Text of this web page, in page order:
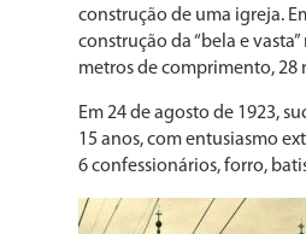
construção de uma igreja.
construção da “bela e
metros de comprimento, 28
Em 24 de agosto de 1923,
15 anos, com entusiasmo
6 confessionários, forro,